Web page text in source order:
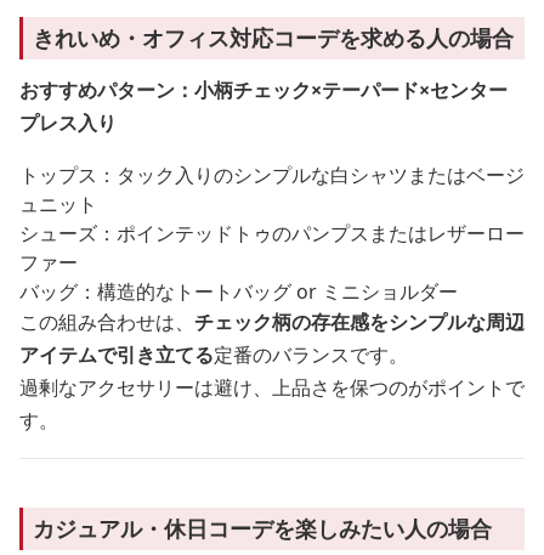
きれいめ・オフィス対応コーデを求める人の場合
おすすめパターン：小柄チェック×テーパード×センター
プレス入り
トップス：タック入りのシンプルな白シャツまたはベージ
ュニット
シューズ：ポインテッドトゥのパンプスまたはレザーロー
ファー
バッグ：構造的なトートバッグ or ミニショルダー
この組み合わせは、 チェック柄の存在感をシンプルな周辺
アイテムで引き立てる定番のバランスです。
過剰なアクセサリーは避け、上品さを保つのがポイントで
す。
カジュアル・休日コーデを楽しみたい人の場合